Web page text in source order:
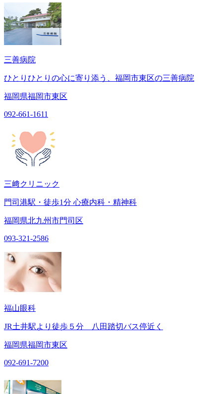
三善病院
ひとりひとりの心に寄り添う、福岡市東区の三善病院
福岡県福岡市東区
092-661-1611
三﨑クリニック
門司港駅・徒歩1分 心療内科・精神科
福岡県北九州市門司区
093-321-2586
福山眼科
JR土井駅より徒歩５分 八田踏切バス停近く
福岡県福岡市東区
092-691-7200